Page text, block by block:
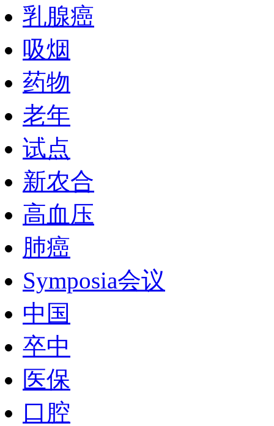
乳腺癌
吸烟
药物
老年
试点
新农合
高血压
肺癌
Symposia会议
中国
卒中
医保
口腔